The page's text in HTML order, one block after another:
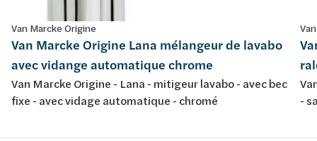
Van Marcke Origine
Van Marcke Origine Lana mélangeur de lavabo
avec vidange automatique chrome
Van Marcke Origine - Lana - mitigeur lavabo - avec bec
fixe - avec vidage automatique - chromé
-